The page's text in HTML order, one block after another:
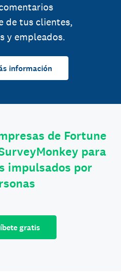
de tus clientes,
y empleados.
información
de Fortune
para
impulsados por
gratis